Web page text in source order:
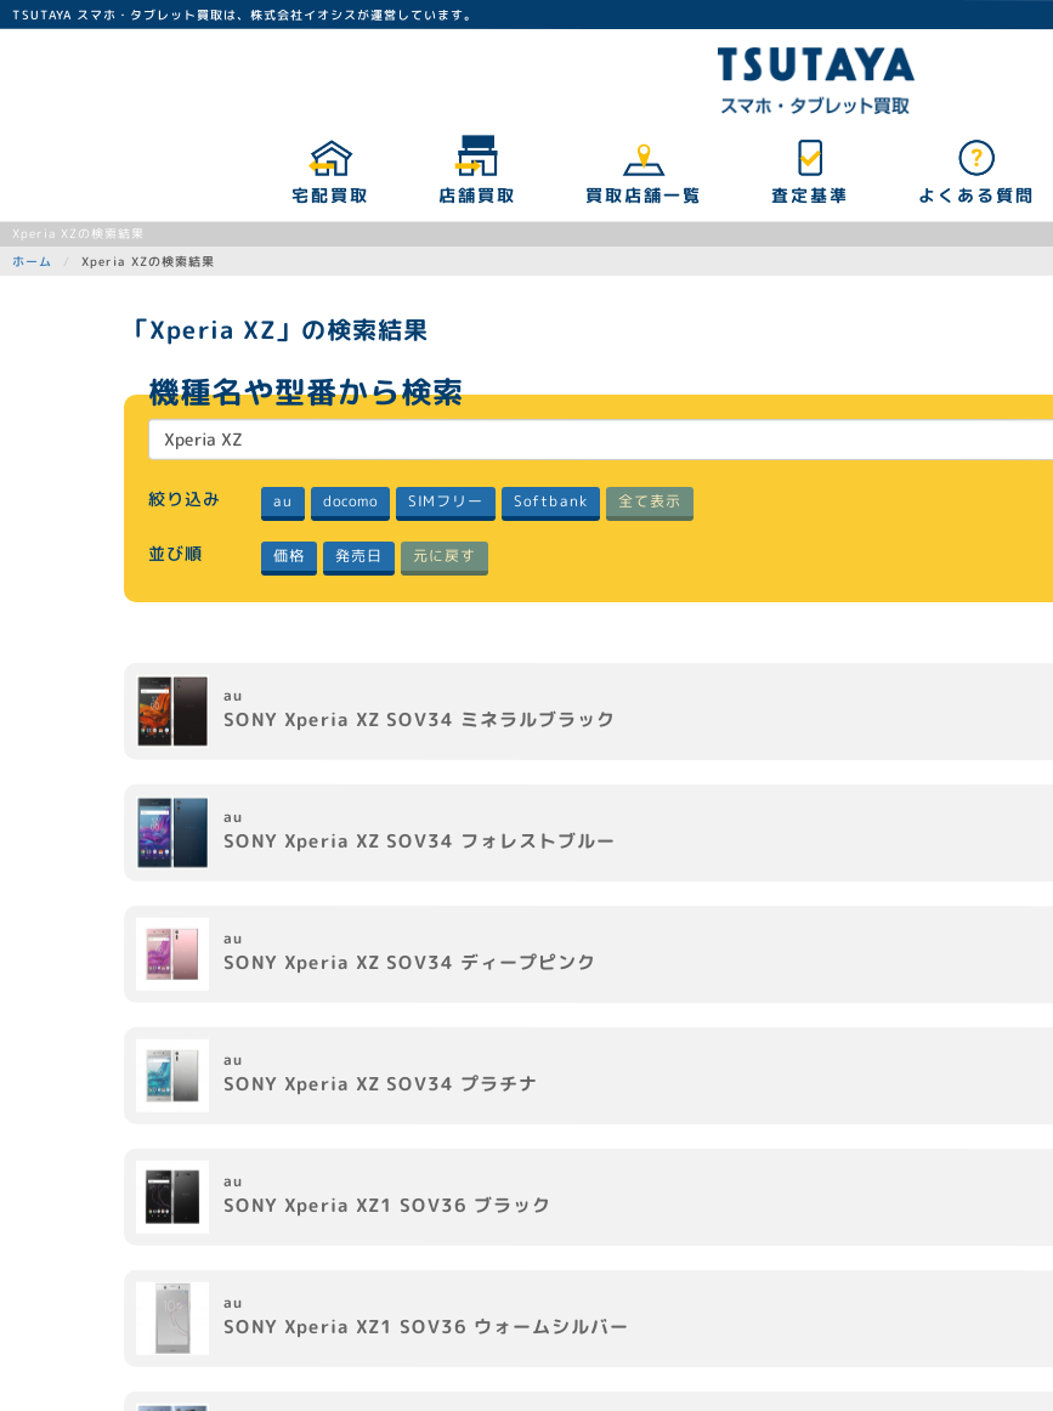
TSUTAYA スマホ・タブレット買取は、株式会社イオシスが運営しています。
宅配買取 店舗買取 買取店舗一覧 査定基準 よくある質問
Xperia XZの検索結果
ホーム Xperia XZの検索結果
「Xperia XZ」の検索結果
機種名や型番から検索
絞り込み au docomo SIMフリー Softbank 全て表示
並び順 価格 発売日 元に戻す
au
SONY Xperia XZ SOV34 ミネラルブラック
au
SONY Xperia XZ SOV34 フォレストブルー
au
SONY Xperia XZ SOV34 ディープピンク
au
SONY Xperia XZ SOV34 プラチナ
au
SONY Xperia XZ1 SOV36 ブラック
au
SONY Xperia XZ1 SOV36 ウォームシルバー